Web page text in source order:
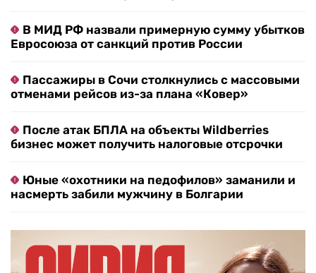
В МИД РФ назвали примерную сумму убытков
Евросоюза от санкций против России
Пассажиры в Сочи столкнулись с массовыми
отменами рейсов из-за плана «Ковер»
После атак БПЛА на объекты Wildberries
бизнес может получить налоговые отсрочки
Юные «охотники на педофилов» заманили и
насмерть забили мужчину в Болгарии